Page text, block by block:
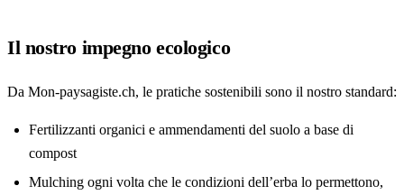
Il nostro impegno ecologico
Da Mon-paysagiste.ch, le pratiche sostenibili sono il nostro standard:
Fertilizzanti organici e ammendamenti del suolo a base di
compost
Mulching ogni volta che le condizioni dell’erba lo permettono,